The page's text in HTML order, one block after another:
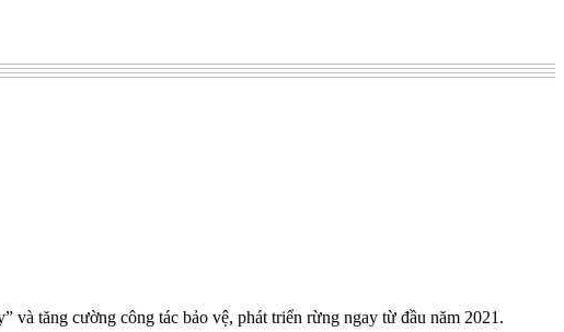
tăng cường công tác bảo vệ, phát triển rừng ngay từ đầu năm 2021.